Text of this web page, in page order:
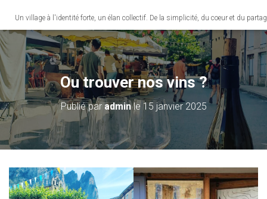
Un village à l'identité forte, un élan collectif. De la simplicité, du coeur et du
Ou trouver nos vins ?
Publié par adminle 15 janvier 2025